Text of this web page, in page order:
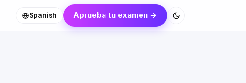
Spanish Aprueba tu examen →